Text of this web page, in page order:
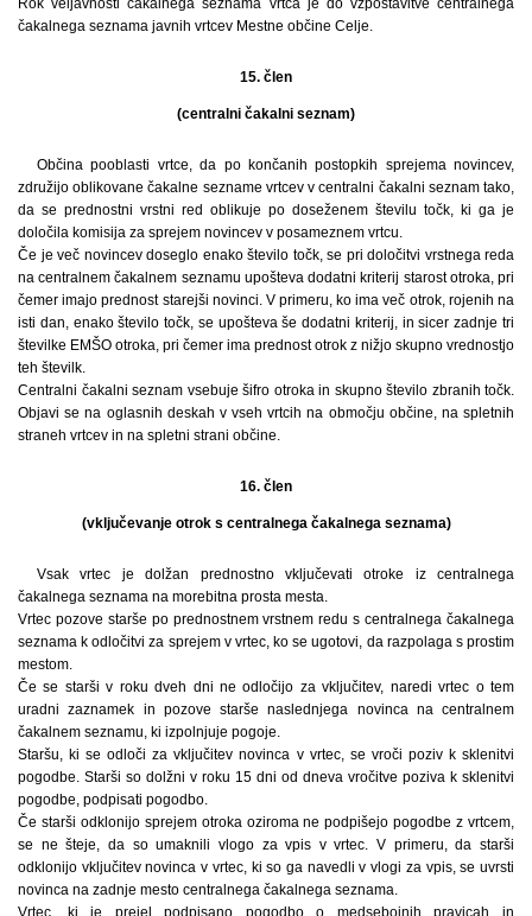
čakalnega seznama javnih vrtcev Mestne občine Celje.
15. člen
(centralni čakalni seznam)
Občina pooblasti vrtce, da po končanih postopkih sprejema novincev,
združijo oblikovane čakalne sezname vrtcev v centralni čakalni seznam tako,
da se prednostni vrstni red oblikuje po doseženem številu točk, ki ga je
določila komisija za sprejem novincev v posameznem vrtcu.
Če je več novincev doseglo enako število točk, se pri določitvi vrstnega reda
na centralnem čakalnem seznamu upošteva dodatni kriterij starost otroka, pri
čemer imajo prednost starejši novinci. V primeru, ko ima več otrok, rojenih na
isti dan, enako število točk, se upošteva še dodatni kriterij, in sicer zadnje tri
številke EMŠO otroka, pri čemer ima prednost otrok z nižjo skupno vrednostjo
teh številk.
Centralni čakalni seznam vsebuje šifro otroka in skupno število zbranih točk.
Objavi se na oglasnih deskah v vseh vrtcih na območju občine, na spletnih
straneh vrtcev in na spletni strani občine.
16. člen
(vključevanje otrok s centralnega čakalnega seznama)
Vsak vrtec je dolžan prednostno vključevati otroke iz centralnega
čakalnega seznama na morebitna prosta mesta.
Vrtec pozove starše po prednostnem vrstnem redu s centralnega čakalnega
seznama k odločitvi za sprejem v vrtec, ko se ugotovi, da razpolaga s prostim
mestom.
Če se starši v roku dveh dni ne odločijo za vključitev, naredi vrtec o tem
uradni zaznamek in pozove starše naslednjega novinca na centralnem
čakalnem seznamu, ki izpolnjuje pogoje.
Staršu, ki se odloči za vključitev novinca v vrtec, se vroči poziv k sklenitvi
pogodbe. Starši so dolžni v roku 15 dni od dneva vročitve poziva k sklenitvi
pogodbe, podpisati pogodbo.
Če starši odklonijo sprejem otroka oziroma ne podpišejo pogodbe z vrtcem,
se ne šteje, da so umaknili vlogo za vpis v vrtec. V primeru, da starši
odklonijo vključitev novinca v vrtec, ki so ga navedli v vlogi za vpis, se uvrsti
novinca na zadnje mesto centralnega čakalnega seznama.
Vrtec, ki je prejel podpisano pogodbo o medsebojnih pravicah in